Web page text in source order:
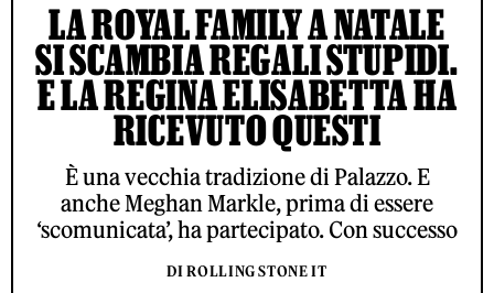
LA ROYAL FAMILY A NATALE
SI SCAMBIA REGALI STUPIDI.
E LA REGINA ELISABETTA HA
RICEVUTO QUESTI
È una vecchia tradizione di Palazzo. E
anche Meghan Markle, prima di essere
‘scomunicata’, ha partecipato. Con successo
DI ROLLING STONE IT